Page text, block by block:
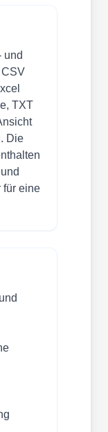
und
CSV
TXT
Die
für eine